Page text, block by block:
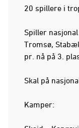
20 spillere i
Spiller
Tromsø,
pr. nå på 3.
Skal på
Kamper: